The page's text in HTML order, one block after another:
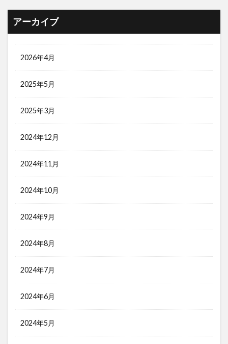
アーカイブ
2026年4月
2025年5月
2025年3月
2024年12月
2024年11月
2024年10月
2024年9月
2024年8月
2024年7月
2024年6月
2024年5月